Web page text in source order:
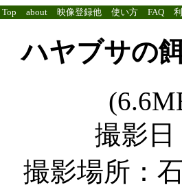
Top about 映像登録他 使い方 FAQ
ハヤブサの
撮影日
撮影場所：